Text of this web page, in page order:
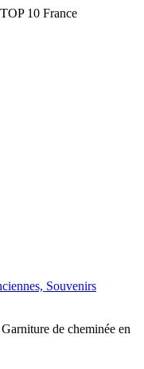
10 France
Souvenirs
de cheminée en